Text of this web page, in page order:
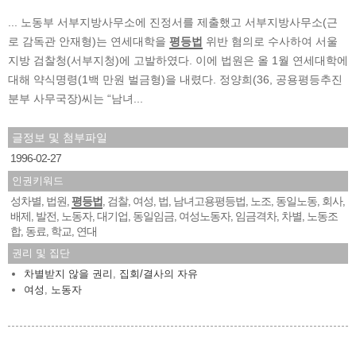
... 노동부 서부지방사무소에 진정서를 제출했고 서부지방사무소(근
로 감독관 안재형)는 연세대학을 평등법 위반 혐의로 수사하여 서울
지방 검찰청(서부지청)에 고발하였다. 이에 법원은 올 1월 연세대학에
대해 약식명령(1백 만원 벌금형)을 내렸다. 정양희(36, 공용평등추진
분부 사무국장)씨는 “남녀...
글정보 및 첨부파일
1996-02-27
인권키워드
성차별 법원 평등법 검찰, 여성 법 남녀고용평등법 노조 동일노동 회사,
배제 발전 노동자, 대기업 동일임금 여성노동자, 임금격차, 차별 노동조
합, 동료 학교 연대
권리 및 집단
차별받지 않을 권리
집회/결사의 자유
여성
노동자